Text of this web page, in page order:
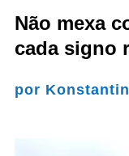
Não mexa
cada signo
por